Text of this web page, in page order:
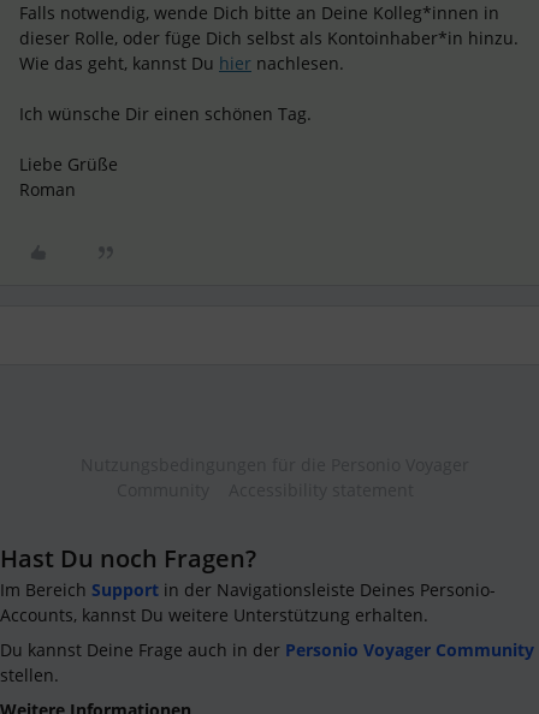
Falls notwendig, wende Dich bitte an Deine Kolleg*innen in
dieser Rolle, oder füge Dich selbst als Kontoinhaber*in hinzu.
Wie das geht, kannst Du hier nachlesen.
Ich wünsche Dir einen schönen Tag.
Liebe Grüße
Roman
Hast Du noch Fragen?
Im Bereich Support in der Navigationsleiste Deines Personio-
Accounts, kannst Du weitere Unterstützung erhalten.
Du kannst Deine Frage auch in der Personio Voyager Community
stellen.